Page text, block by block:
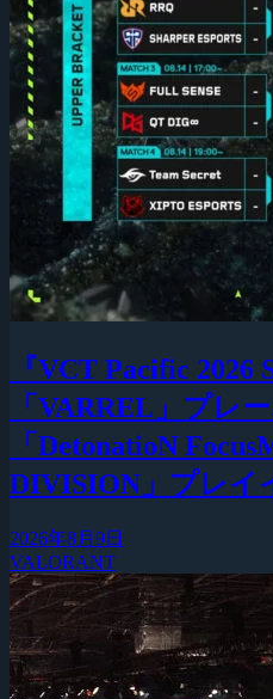
『VCT Pacific 2026
「VARREL」プレー
「DetonatioN
DIVISION」プレイ
2026年8月9日
VALORANT